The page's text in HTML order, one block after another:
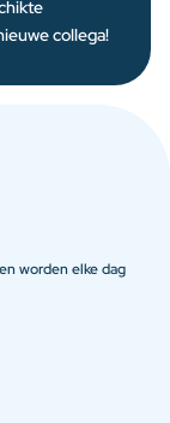
collega!
worden elke dag